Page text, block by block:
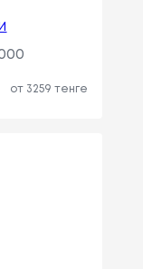
от 3259 тенге